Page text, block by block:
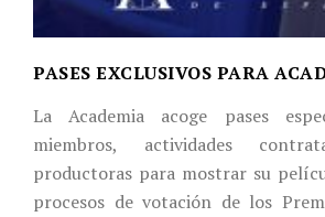
PASES EXCLUSIVOS PARA
La Academia acoge pases
miembros, actividades
productoras para mostrar su
procesos de votación de los